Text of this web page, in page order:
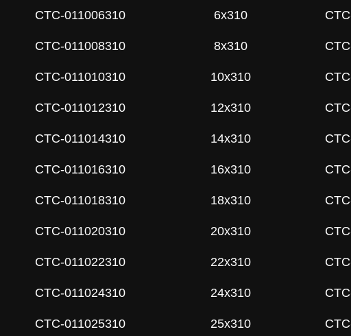
СTC-011006310 6x310
СTC-011008310 8x310
СTC-011010310 10x310
СTC-011012310 12x310
СTC-011014310 14x310
СTC-011016310 16x310
СTC-011018310 18x310
СTC-011020310 20x310
СTC-011022310 22x310
СTC-011024310 24x310
СTC-011025310 25x310